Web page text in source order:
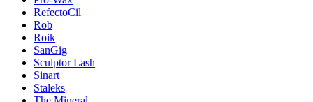
RefectoCil
Rob
Roik
SanGig
Sculptor Lash
Sinart
Staleks